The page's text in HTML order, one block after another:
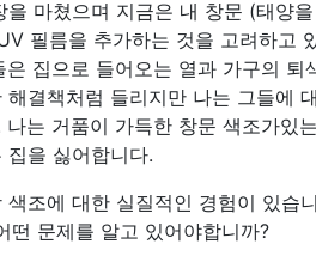
을 마쳤으며 지금은 내 창문 (태양
필름을 추가하는 것을 고려하고
은 집으로 들어오는 열과 가구의 퇴
해결책처럼 들리지만 나는 그들에
나는 거품이 가득한 창문 색조가있
집을 싫어합니다.
색조에 대한 실질적인 경험이 있습
떤 문제를 알고 있어야합니까?